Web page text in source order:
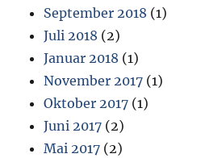
September 2018 (1)
Juli 2018 (2)
Januar 2018 (1)
November 2017 (1)
Oktober 2017 (1)
Juni 2017 (2)
Mai 2017 (2)